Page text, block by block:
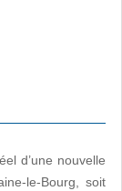
d’une nouvelle
le-Bourg, soit